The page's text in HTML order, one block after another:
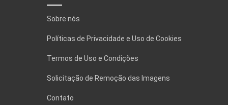
Sobre nós
Políticas de Privacidade e Uso de Cookies
Termos de Uso e Condições
Solicitação de Remoção das Imagens
Contato